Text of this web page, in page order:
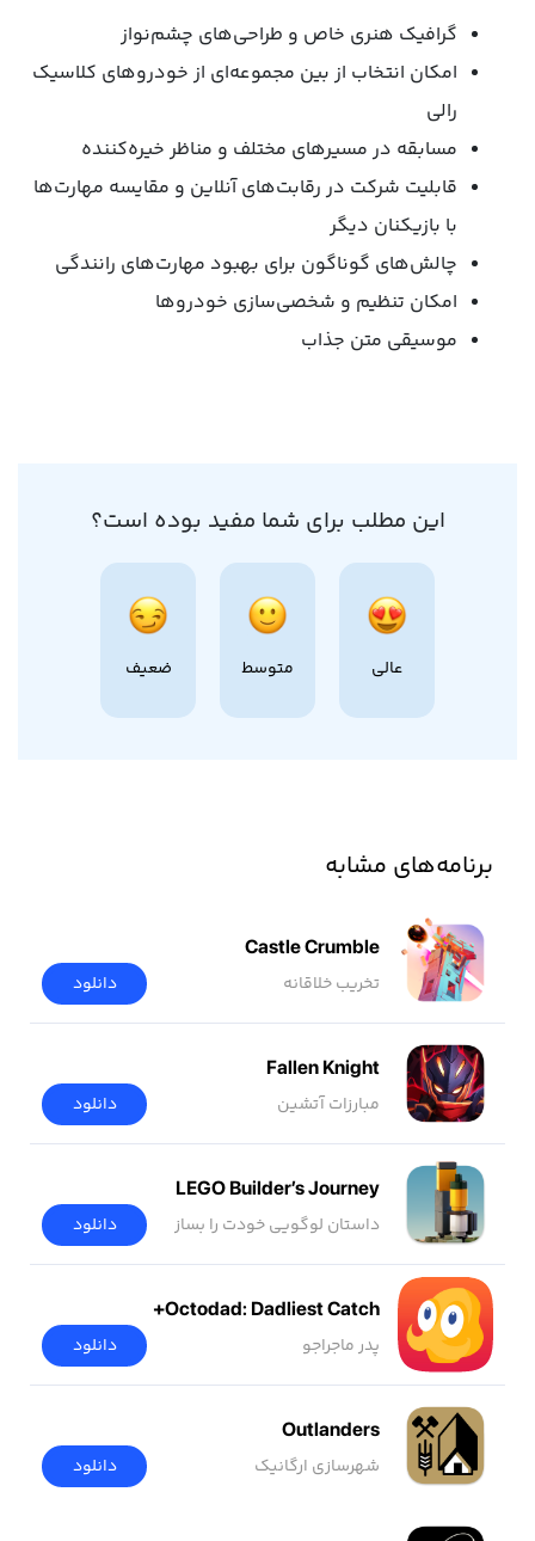
گرافیک هنری خاص و طراحی‌های چشم‌نواز
امکان انتخاب از بین مجموعه‌ای از خودروهای کلاسیک
رالی
مسابقه در مسیرهای مختلف و مناظر خیره‌کننده
قابلیت شرکت در رقابت‌های آنلاین و مقایسه مهارت‌ها
با بازیکنان دیگر
چالش‌های گوناگون برای بهبود مهارت‌های رانندگی
امکان تنظیم و شخصی‌سازی خودروها
موسیقی متن جذاب
این مطلب برای شما مفید بوده است؟
عالی متوسط ضعیف
برنامه‌های مشابه
Castle Crumble
تخریب خلاقانه دانلود
Fallen Knight
مبارزات آتشین دانلود
LEGO Builder’s Journey
داستان لوگویی خودت را بساز دانلود
Octodad: Dadliest Catch+
پدر ماجراجو دانلود
Outlanders
شهرسازی ارگانیک دانلود